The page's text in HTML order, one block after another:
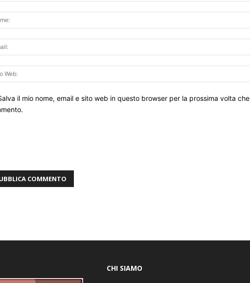
il mio nome, email e sito web in questo browser per la prossima volta che
CHI SIAMO